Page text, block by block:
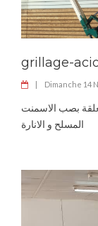
grillage-
| Dimanche 14
بصب الاسمنت
المسلح و الانارة